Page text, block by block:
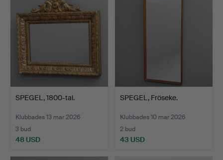
SPEGEL, 1800-tal.
Klubbades 13 mar 2026
3 bud
48 USD
SPEGEL, Fröseke.
Klubbades 10 mar 2026
2 bud
43 USD